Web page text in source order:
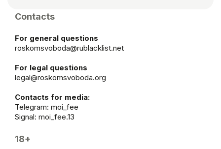
Contacts
For general questions
roskomsvoboda@rublacklist.net
For legal questions
legal@roskomsvoboda.org
Contacts for media:
Telegram: moi_fee
Signal: moi_fee.13
18+